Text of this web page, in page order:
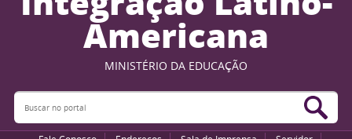
Canais
Americana
MINISTÉRIO DA EDUCAÇÃO
Buscar no portal